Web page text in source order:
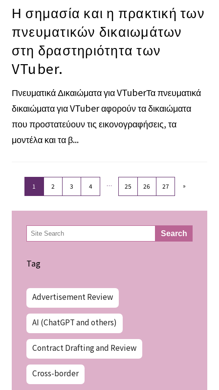
Η σημασία και η πρακτική των
πνευματικών δικαιωμάτων
στη δραστηριότητα των
VTuber.
Πνευματικά Δικαιώματα για VTuberΤα πνευματικά
δικαιώματα για VTuber αφορούν τα δικαιώματα
που προστατεύουν τις εικονογραφήσεις, τα
μοντέλα και τα β...
1 2 3 4 … 25 26 27 »
検
索 Search
Tag
Advertisement Review
AI (ChatGPT and others)
Contract Drafting and Review
Cross-border